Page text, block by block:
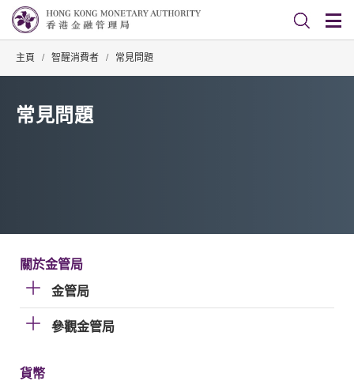
主頁 / 智醒消費者 / 常見問題
常見問題
關於金管局
金管局
參觀金管局
貨幣